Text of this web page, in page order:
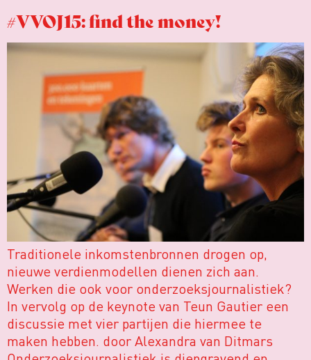
#VVOJ15: find the money!
Traditionele inkomstenbronnen drogen op,
nieuwe verdienmodellen dienen zich aan.
Werken die ook voor onderzoeksjournalistiek?
In vervolg op de keynote van Teun Gautier een
discussie met vier partijen die hiermee te
maken hebben. door Alexandra van Ditmars